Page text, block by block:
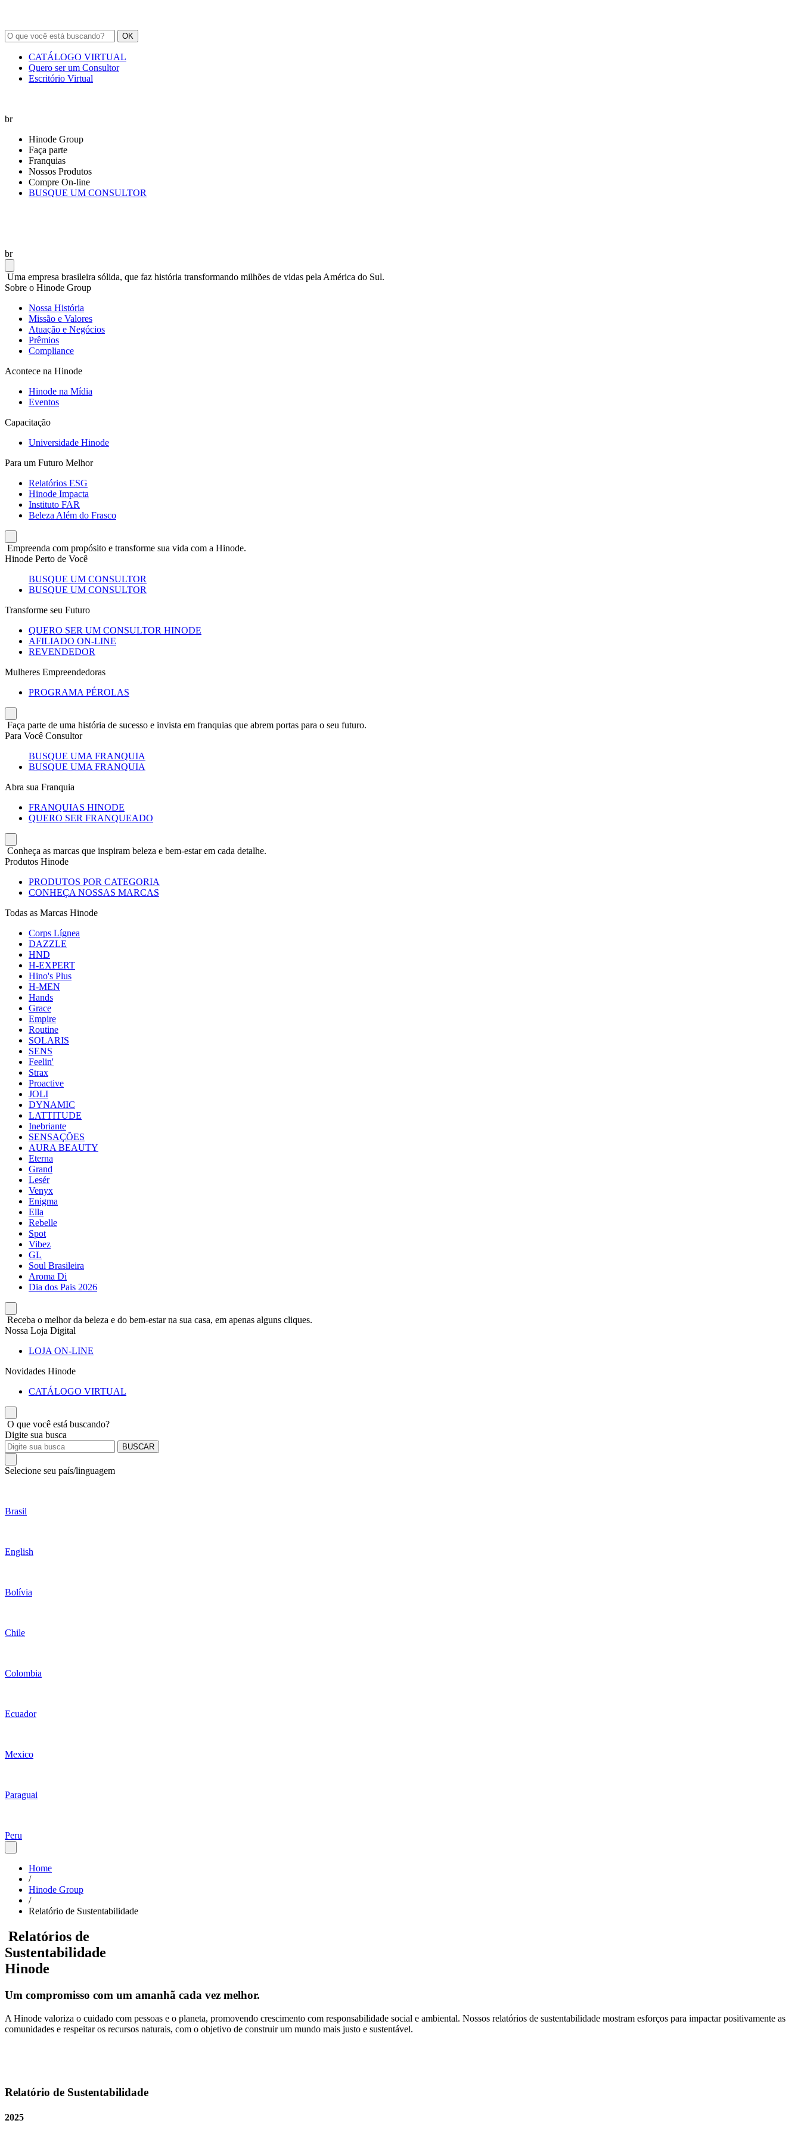
OK
CATÁLOGO VIRTUAL
Quero ser um Consultor
Escritório Virtual
br
Hinode Group
Faça parte
Franquias
Nossos Produtos
Compre On-line
BUSQUE UM CONSULTOR
br
Uma empresa brasileira sólida, que faz história transformando milhões de vidas pela América do Sul.
Sobre o Hinode Group
Nossa História
Missão e Valores
Atuação e Negócios
Prêmios
Compliance
Acontece na Hinode
Hinode na Mídia
Eventos
Capacitação
Universidade Hinode
Para um Futuro Melhor
Relatórios ESG
Hinode Impacta
Instituto FAR
Beleza Além do Frasco
Empreenda com propósito e transforme sua vida com a Hinode.
Hinode Perto de Você
BUSQUE UM CONSULTOR
BUSQUE UM CONSULTOR
Transforme seu Futuro
QUERO SER UM CONSULTOR HINODE
AFILIADO ON-LINE
REVENDEDOR
Mulheres Empreendedoras
PROGRAMA PÉROLAS
Faça parte de uma história de sucesso e invista em franquias que abrem portas para o seu futuro.
Para Você Consultor
BUSQUE UMA FRANQUIA
BUSQUE UMA FRANQUIA
Abra sua Franquia
FRANQUIAS HINODE
QUERO SER FRANQUEADO
Conheça as marcas que inspiram beleza e bem-estar em cada detalhe.
Produtos Hinode
PRODUTOS POR CATEGORIA
CONHEÇA NOSSAS MARCAS
Todas as Marcas Hinode
Corps Lígnea
DAZZLE
HND
H-EXPERT
Hino's Plus
H-MEN
Hands
Grace
Empire
Routine
SOLARIS
SENS
Feelin'
Strax
Proactive
JOLI
DYNAMIC
LATTITUDE
Inebriante
SENSAÇÕES
AURA BEAUTY
Eterna
Grand
Lesér
Venyx
Enigma
Ella
Rebelle
Spot
Vibez
GL
Soul Brasileira
Aroma Di
Dia dos Pais 2026
Receba o melhor da beleza e do bem-estar na sua casa, em apenas alguns cliques.
Nossa Loja Digital
LOJA ON-LINE
Novidades Hinode
CATÁLOGO VIRTUAL
O que você está buscando?
Digite sua busca
BUSCAR
Selecione seu país/linguagem
Brasil
English
Bolívia
Chile
Colombia
Ecuador
Mexico
Paraguai
Peru
Home
/
Hinode Group
/
Relatório de Sustentabilidade
Relatórios de
Sustentabilidade
Hinode
Um compromisso com um amanhã cada vez melhor.
A Hinode valoriza o cuidado com pessoas e o planeta, promovendo crescimento com responsabilidade social e ambiental. Nossos relatórios de sustentabilidade mostram esforços para impactar positivamente as
comunidades e respeitar os recursos naturais, com o objetivo de construir um mundo mais justo e sustentável.
Relatório de Sustentabilidade
2025